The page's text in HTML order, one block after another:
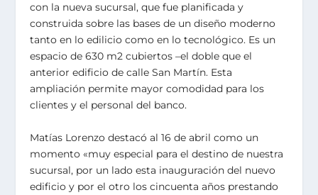
con la nueva sucursal, que fue planificada y
construida sobre las bases de un diseño moderno
tanto en lo edilicio como en lo tecnológico. Es un
espacio de 630 m2 cubiertos –el doble que el
anterior edificio de calle San Martín. Esta
ampliación permite mayor comodidad para los
clientes y el personal del banco.
Matías Lorenzo destacó al 16 de abril como un
momento «muy especial para el destino de nuestra
sucursal, por un lado esta inauguración del nuevo
edificio y por el otro los cincuenta años prestando